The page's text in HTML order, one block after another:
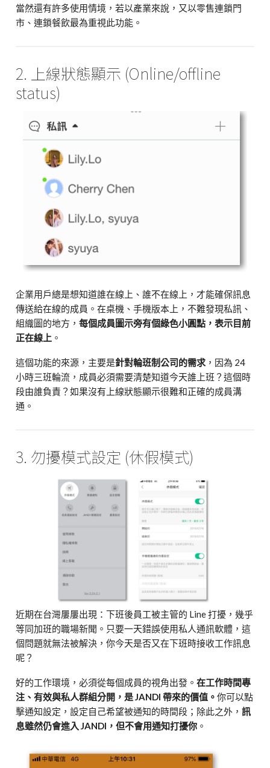
當然還有許多使用情境，若以產業來說，又以零售連鎖門
市、連鎖餐飲最為重視此功能。
2. 上線狀態顯示 (Online/offline
status)
企業用戶總是想知道誰在線上、誰不在線上，才能確保訊息
傳送給在線的成員。在桌機、手機版本上，不難發現私訊、
組織圖的地方，每個成員圖示旁有個綠色小圓點，表示目前
正在線上 。
這個功能的來源，主要是針對輪班制公司的需求 ，因為 24
小時三班輪流，成員必須需要清楚知道今天誰上班？這個時
段由誰負責？如果沒有上線狀態顯示很難和正確的成員溝
通。
3. 勿擾模式設定 (休假模式)
近期在台灣屢屢出現：下班後員工被主管的 Line 打擾，幾乎
等同加班的職場新聞。只要一天錯誤使用私人通訊軟體，這
個問題就無法被解決，你今天是否又在下班時接收工作訊息
呢？
好的工作環境，必須從每個成員的視角出發。在工作時間專
注、有效與私人群組分開，是 JANDI 帶來的價值。你可以點
擊通知設定，設定自己希望被通知的時間段；除此之外，訊
息雖然仍會進入 JANDI，但不會用通知打擾你 。